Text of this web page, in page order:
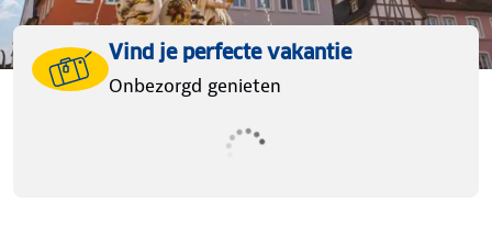
Vind je perfecte vakantie
Onbezorgd genieten